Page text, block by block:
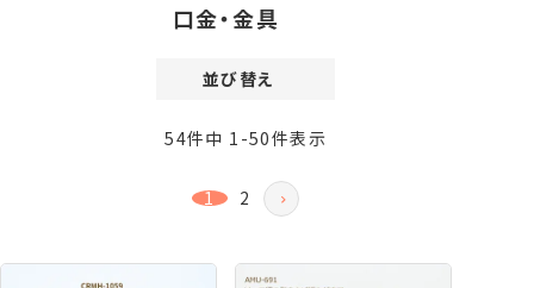
口金・金具
並び替え
価格が高い順
登録順
レビュー順
54件中 1 -50件表示
1 2